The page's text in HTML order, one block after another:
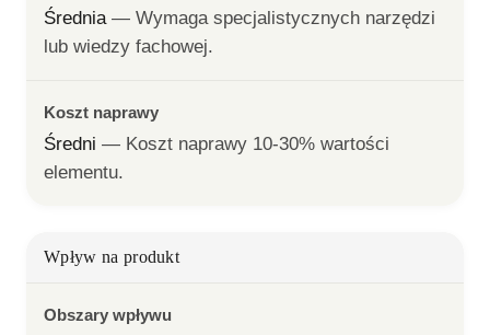
Średnia — Wymaga specjalistycznych narzędzi
lub wiedzy fachowej.
Koszt naprawy
Średni — Koszt naprawy 10-30% wartości
elementu.
Wpływ na produkt
Obszary wpływu